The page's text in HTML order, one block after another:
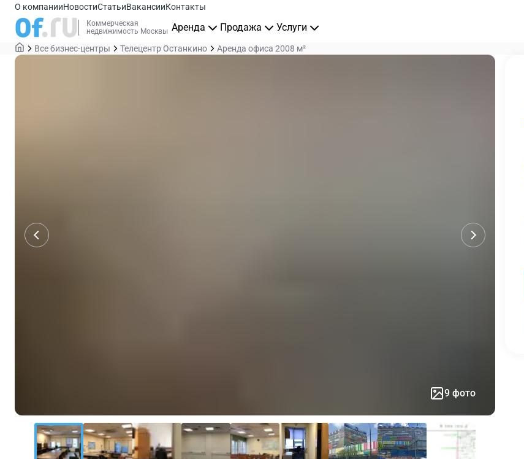
О компанииНовостиСтатьиВакансииКонтакты
Коммерческая
недвижимость Москвы Аренда Продажа Услуги
Все бизнес-центры Телецентр Останкино Аренда офиса 2008 м²
9 фото